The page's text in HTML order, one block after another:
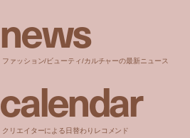
news
ファッション/ビューティ/カルチャーの最新ニュース
calendar
クリエイターによる日替わりレコメンド